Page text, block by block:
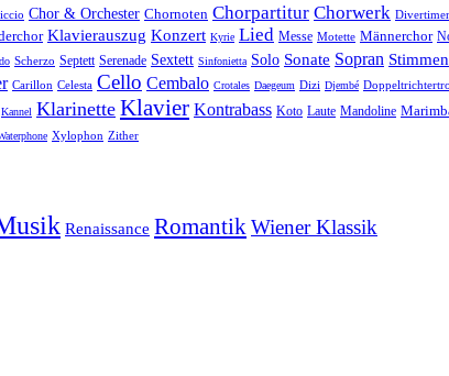
Chor & Orchester Chornoten Chorpartitur Chorwerk
Klavierauszug Konzert Kyrie Lied Messe Motette Männerchor
Scherzo Septett Serenade Sextett Sinfonietta Solo Sonate Sopran Stimmen
Carillon Celesta Cello Cembalo Crotales Daegeum Dizi Djembé
Kannel Klarinette Klavier Kontrabass Koto Laute Mandoline
Xylophon Zither
Renaissance RomantikWiener Klassik